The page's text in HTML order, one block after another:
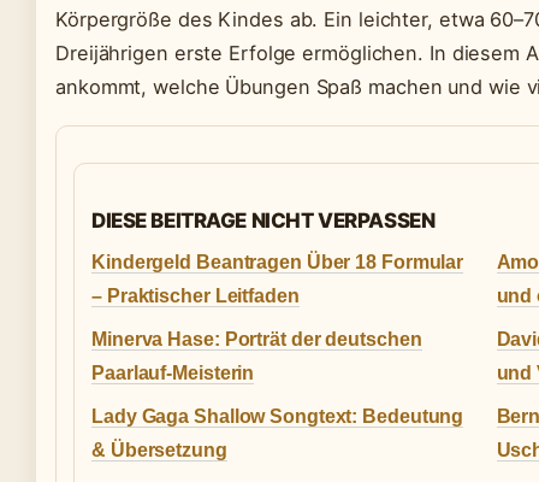
Körpergröße des Kindes ab. Ein leichter, etwa
Dreijährigen erste Erfolge ermöglichen. In diesem
ankommt, welche Übungen Spaß machen und wie
DIESE BEITRAGE NICHT VERPASSEN
Kindergeld Beantragen Über 18 Formular
– Praktischer Leitfaden
und
Minerva Hase: Porträt der deutschen
Paarlauf-Meisterin
und
Lady Gaga Shallow Songtext: Bedeutung
& Übersetzung